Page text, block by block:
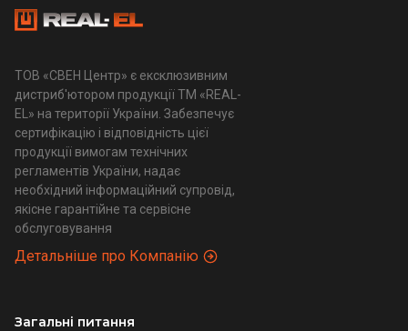
ТОВ «СВЕН Центр» є ексклюзивним
дистриб'ютором продукції ТМ «REAL-
EL» на території України. Забезпечує
сертифікацію і відповідність цієї
продукції вимогам технічних
регламентів України, надає
необхідний інформаційний супровід,
якісне гарантійне та сервісне
обслуговування
Детальніше про Компанію
Загальні питання